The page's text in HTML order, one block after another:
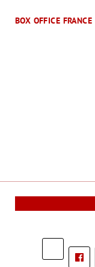
BOX OFFICE FRANCE